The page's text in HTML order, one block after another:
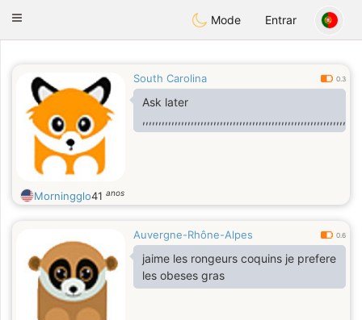
Animour
Toggle
Mode Entrar
South Carolina 0.3
Ask later
,,,,,,,,,,,,,,,,,,,,,,,,,,,,,,,,,,,,,,,,,,,,,,,,,,,,,,,,,,,,,,,,
Morningglo41 anos
Auvergne-Rhône-Alpes 0.6
jaime les rongeurs coquins je prefere
les obeses gras